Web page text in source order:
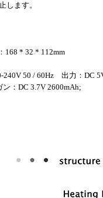
します。
168 * 32 * 112mm
240V 50 / 60Hz 出力：DC
：DC 3.7V 2600mAh;